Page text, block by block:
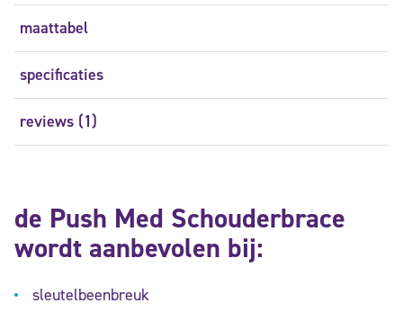
maattabel
specificaties
reviews (1)
de Push Med Schouderbrace
wordt aanbevolen bij:
sleutelbeenbreuk